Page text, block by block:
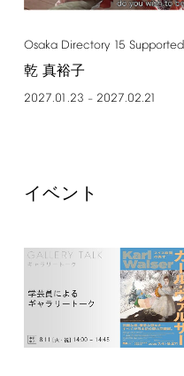
Osaka Directory 15 Supported
乾 真裕子
2027.01.23 – 2027.02.21
イベント